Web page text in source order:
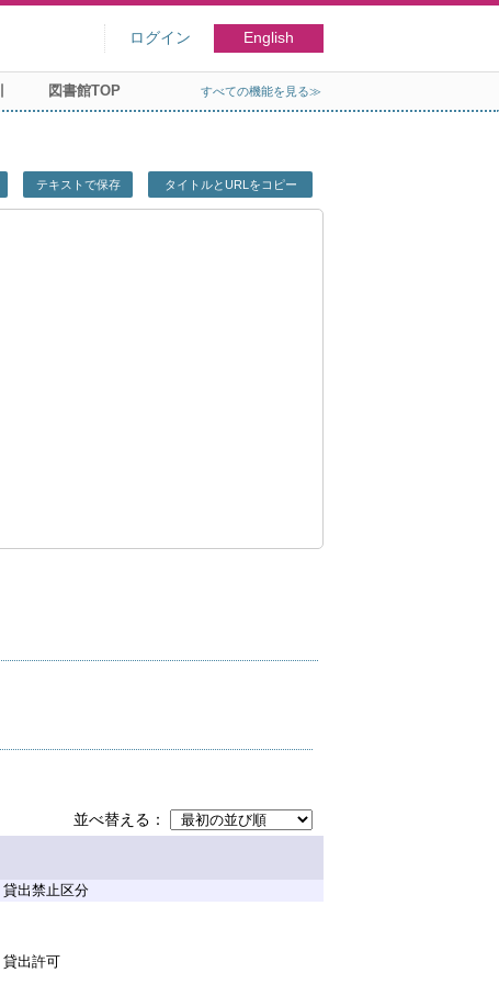
ログイン English
図書館TOP すべての機能を見る≫
テキストで保存 タイトルとURLをコピー
並べ替える
貸出禁止区分
貸出許可